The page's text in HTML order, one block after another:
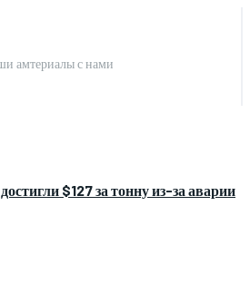
амтериалы с нами
$127 за тонну из-за аварии